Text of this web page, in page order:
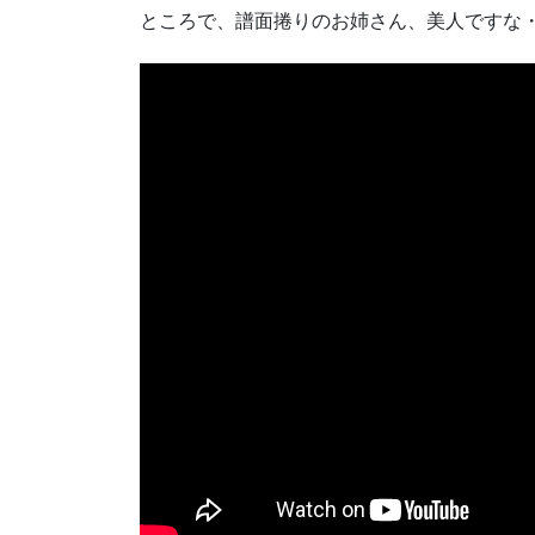
ところで、譜面捲りのお姉さん、美人ですな